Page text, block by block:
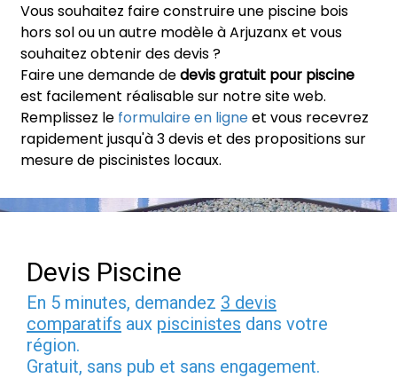
Vous souhaitez faire construire une piscine bois
hors sol ou un autre modèle à Arjuzanx et vous
souhaitez obtenir des devis ?
Faire une demande dedevis gratuit pour piscine
est facilement réalisable sur notre site web.
Remplissez le formulaire en ligneet vous recevrez
rapidement jusqu'à 3 devis et des propositions sur
mesure de piscinistes locaux.
Devis Piscine
En 5 minutes, demandez 3 devis
comparatifs aux piscinistes dans votre
région.
Gratuit, sans pub et sans engagement.